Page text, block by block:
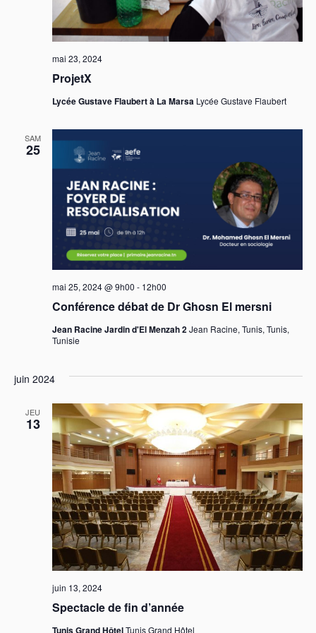
ProjetX
mai 23, 2024
Lycée Gustave Flaubert à La Marsa Lycée Gustave Flaubert
SAM
25
Conférence débat de Dr Ghosn El mersni
mai 25, 2024 @ 9h00 - 12h00
Jean Racine Jardin d'El Menzah 2Jean Racine, Tunis, Tunis,
Tunisie
juin 2024
JEU
13
Spectacle de fin d’année
juin 13, 2024
Tunis Grand HôtelTunis Grand Hôtel